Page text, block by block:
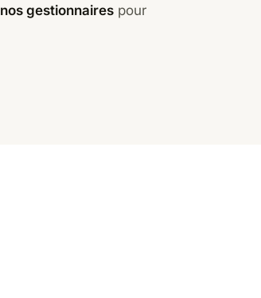
nos gestionnairespour